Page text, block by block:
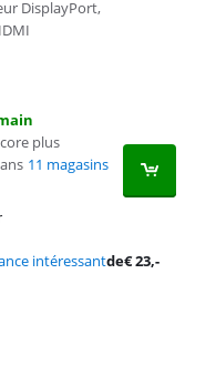
DisplayPort,
plus
11 magasins
intéressantde€23,-